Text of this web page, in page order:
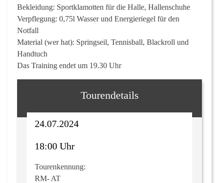
Bekleidung: Sportklamotten für die Halle, Hallenschuhe
Verpflegung: 0,75l Wasser und Energieriegel für den
Notfall
Material (wer hat): Springseil, Tennisball, Blackroll und
Handtuch
Das Training endet um 19.30 Uhr
Tourendetails
24.07.2024
18:00 Uhr
Tourenkennung:
RM- AT